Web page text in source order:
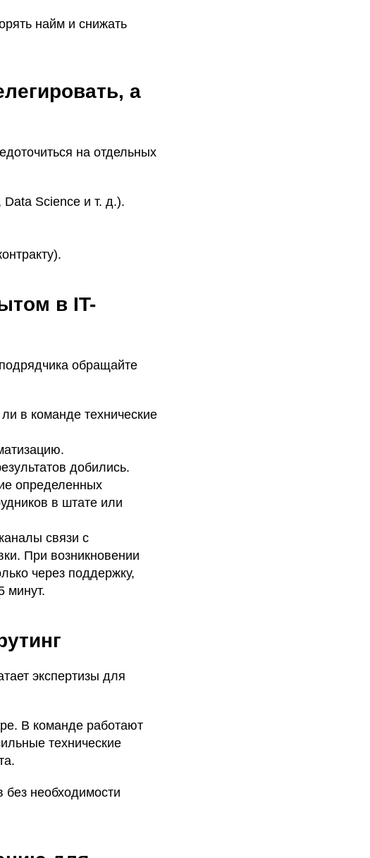
найм и снижать
а
на отдельных
Science и т. д.).
в IT-
обращайте
в команде технические
добились.
определенных
в штате или
связи с
При возникновении
через поддержку,
минут.
экспертизы для
В команде работают
технические
без необходимости